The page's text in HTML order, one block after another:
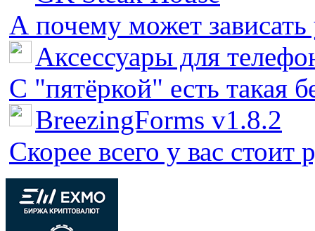
А почему может зависать
Аксессуары для
С "пятёркой" есть такая
BreezingForms v1.8.2
Скорее всего у вас стоит